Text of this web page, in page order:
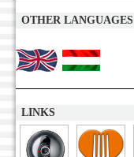
OTHER LANGUAGES
LINKS